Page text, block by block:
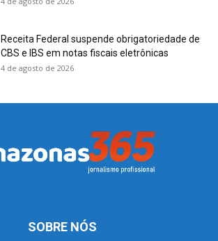
Receita Federal suspende obrigatoriedade de
CBS e IBS em notas fiscais eletrônicas
4 de agosto de 2026
SOBRE NÓS